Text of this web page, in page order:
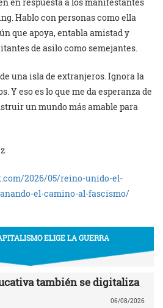
Hablo con personas como ella
que apoya, entabla amistad y
de asilo como semejantes.
una isla de extranjeros. Ignora la
Y eso es lo que me da esperanza de
un mundo más amable para
2026/05/reino-unido-el-
el-camino-al-fascismo/
ELIGE LA GUERRA
también se digitaliza
06/08/2026